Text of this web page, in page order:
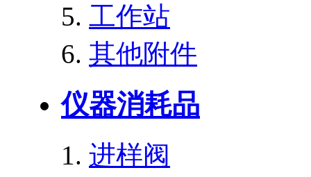
工作站
其他附件
仪器消耗品
进样阀